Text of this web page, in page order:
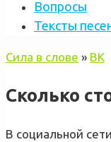
Вопросы
Тексты
Сила в слове » ВК
Сколько
В социальной